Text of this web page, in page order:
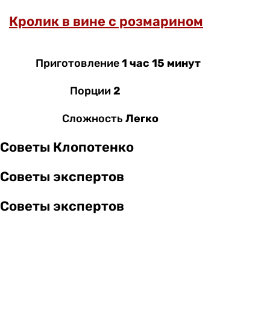
Кролик в вине с розмарином
Приготовление1 час 15 минут
Порции2
Сложность Легко
Советы Клопотенко
Советы экспертов
Советы экспертов